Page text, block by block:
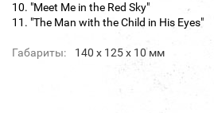
10. "Meet Me in the Red Sky"
11. "The Man with the Child in His Eyes"
Габариты: 140 х 125 х 10 мм